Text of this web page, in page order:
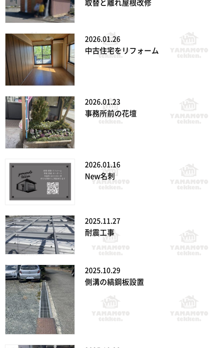
取替と離れ屋根改修
2026.01.26
中古住宅をリフォーム
2026.01.23
事務所前の花壇
2026.01.16
New名刺
2025.11.27
耐震工事
2025.10.29
側溝の縞鋼板設置